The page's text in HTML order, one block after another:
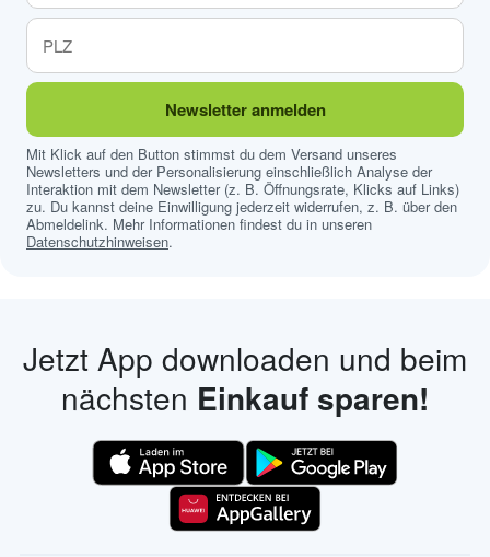
Newsletter anmelden
Mit Klick auf den Button stimmst du dem Versand unseres
Newsletters und der Personalisierung einschließlich Analyse der
Interaktion mit dem Newsletter (z. B. Öffnungsrate, Klicks auf Links)
zu. Du kannst deine Einwilligung jederzeit widerrufen, z. B. über den
Abmeldelink. Mehr Informationen findest du in unseren
Datenschutzhinweisen.
Jetzt App downloaden und beim
nächsten Einkauf sparen!